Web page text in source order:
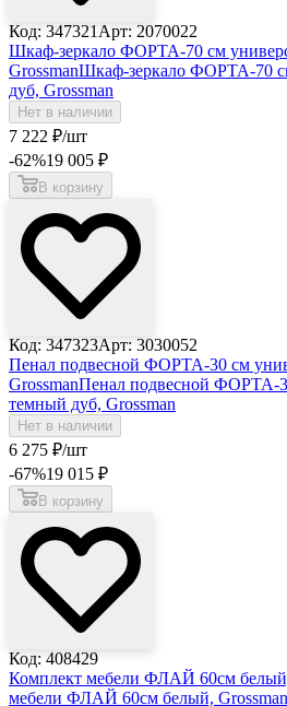
Код: 347321 Арт: 2070022
Шкаф-зеркало ФОРТА-70 см
GrossmanШкаф-зеркало ФОРТА-70
дуб, Grossman
Нет в наличии
7 222 ₽/шт
-62%19 005 ₽
В корзину
Код: 347323Арт: 3030052
Пенал подвесной ФОРТА-30 см
GrossmanПенал подвесной ФОРТА-
темный дуб, Grossman
Нет в наличии
6 275 ₽/шт
-67%19 015 ₽
В корзину
Код: 408429
Комплект мебели ФЛАЙ 60см
мебели ФЛАЙ 60см белый, Grossman